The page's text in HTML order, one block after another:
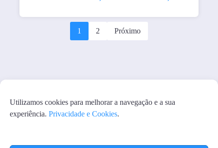
Utilizamos cookies para melhorar a navegação e a sua
experiência. Privacidade e Cookies.
1 2 Próximo